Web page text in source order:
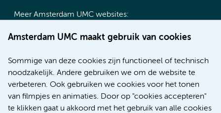
Amsterdam UMC maakt gebruik van cookies
Sommige van deze cookies zijn functioneel of technisch
noodzakelijk. Andere gebruiken we om de website te
verbeteren. Ook gebruiken we cookies voor het tonen
van filmpjes en animaties. Door op "cookies accepteren"
te klikken gaat u akkoord met het gebruik van alle cookies
Meer Amsterdam UMC websites:
Werken bij Amsterdam UMC
Nieuws
Research
Educatie locatie AMC
Educatie locatie VUmc